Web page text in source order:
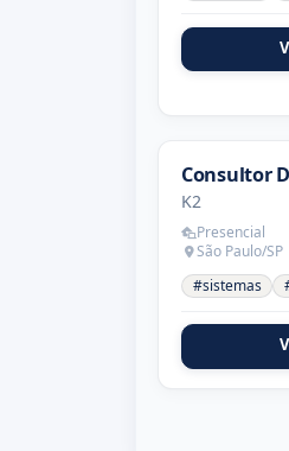
Consultor
K2
Presencial
São Paulo/SP
#sistemas